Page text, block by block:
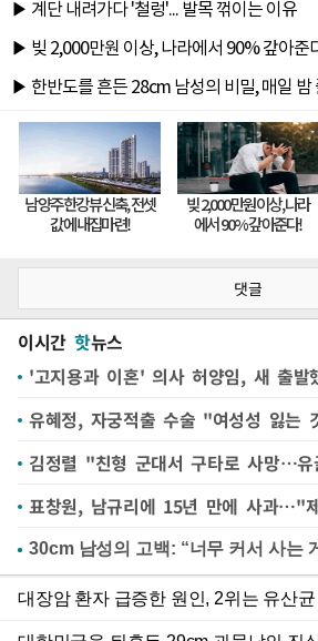
댓글
이시간 핫뉴스
'고지용과 이혼' 의사 허양임, 새 출발
유혜정, 자궁적출 수술 "여성성 잃는
김정렬 "친형 군대서 구타로 사망…
표창원, 남규리에 15년 만에 사과…"